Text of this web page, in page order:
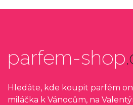
parfem-shop
Hledáte, kde koupit parfém
miláčka k Vánocům, na